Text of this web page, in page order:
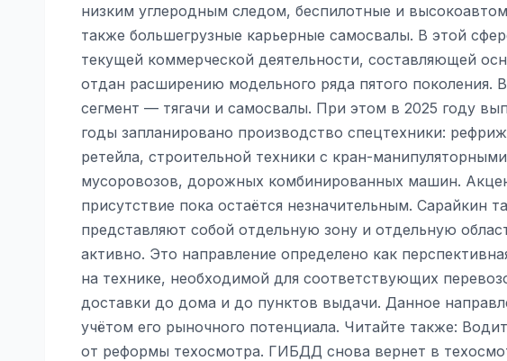
низким углеродным следом, беспилотные и
также большегрузные карьерные самосвалы. В этой
текущей коммерческой деятельности, составляющей
отдан расширению модельного ряда пятого поколения.
сегмент — тягачи и самосвалы. При этом в 2025 году
годы запланировано производство спецтехники:
ретейла, строительной техники с кран-
мусоровозов, дорожных комбинированных машин.
присутствие пока остаётся незначительным. Сарайкин
представляют собой отдельную зону и отдельную
активно. Это направление определено как
на технике, необходимой для соответствующих
доставки до дома и до пунктов выдачи. Данное
учётом его рыночного потенциала. Читайте также:
от реформы техосмотра. ГИБДД снова вернет в